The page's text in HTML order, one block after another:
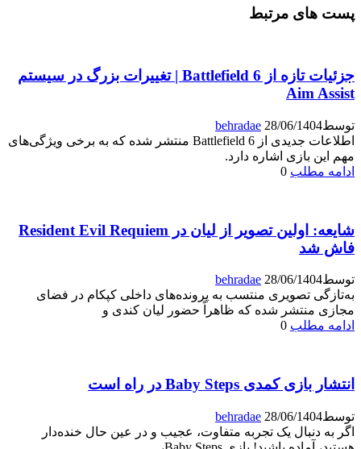
پست های مرتبط
جزئیات تازه از Battlefield 6 | تغییرات بزرگ در سیستم
Aim Assist
توسط behradae 28/06/1404
اطلاعات جدیدی از Battlefield 6 منتشر شده که به برخی ویژگی‌های
مهم این بازی اشاره دارد.
ادامه مطلب 0
شایعه: اولین تصویر از لیان در Resident Evil Requiem
فاش شد
توسط behradae 28/06/1404
به‌تازگی تصویری منتسب به پرونده‌های داخلی کپکام در فضای
مجازی منتشر شده که ظاهراً حضور لیان کندی و
ادامه مطلب 0
انتشار بازی کمدی Baby Steps در راه است
توسط behradae 28/06/1404
اگر به دنبال یک تجربه متفاوت، عجیب و در عین حال خنده‌دار